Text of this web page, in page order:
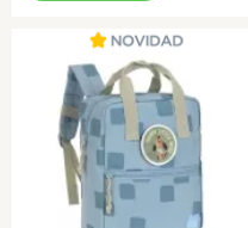
Uma bonita mochila para a escola e
para todas as aventuras.